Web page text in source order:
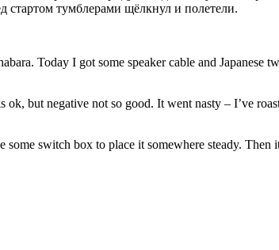
стартом тумблерами щёлкнул и полетели.
Today I got some speaker cable and Japanese
but negative not so good. It went nasty – I’ve
some switch box to place it somewhere steady.